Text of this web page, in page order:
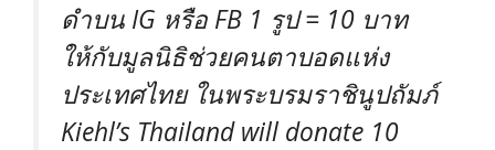
ดำบน IG หรือ FB 1 รูป = 10 บาท
ให้กับมูลนิธิช่วยคนตาบอดแห่ง
ประเทศไทย ในพระบรมราชินูปถัมภ์
Kiehl’s Thailand will donate 10